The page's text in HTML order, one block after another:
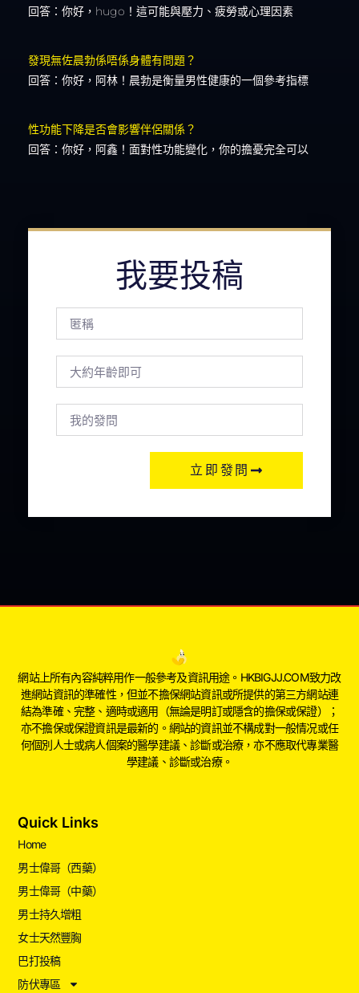
回答：你好，hugo！這可能與壓力、疲勞或心理因素
發現無佐晨勃係唔係身體有問題？
回答：你好，阿林！晨勃是衡量男性健康的一個參考指標
性功能下降是否會影響伴侶關係？
回答：你好，阿鑫！面對性功能變化，你的擔憂完全可以
我要投稿
立即發問
網站上所有內容純粹用作一般參考及資訊用途。HKBIGJJ.COM致力改
進網站資訊的準確性，但並不擔保網站資訊或所提供的第三方網站連
結為準確、完整、適時或適用（無論是明訂或隱含的擔保或保證）；
亦不擔保或保證資訊是最新的。網站的資訊並不構成對一般情况或任
何個別人士或病人個案的醫學建議、診斷或治療，亦不應取代專業醫
學建議、診斷或治療。
Quick Links
Home
男士偉哥（西藥）
男士偉哥（中藥）
男士持久增粗
女士天然豐胸
巴打投稿
防伏專區